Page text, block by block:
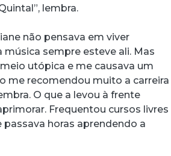
lembra.
não pensava em viver
sempre esteve ali. Mas
utópica e me causava um
me recomendou muito a carreira
O que a levou à frente
Frequentou cursos livres
horas aprendendo a